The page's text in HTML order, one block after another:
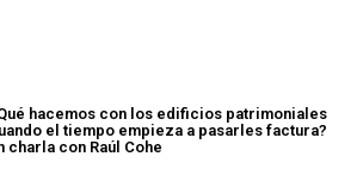
hacemos con los edificios patrimoniales
el tiempo empieza a pasarles factura?
charla con Raúl Cohe